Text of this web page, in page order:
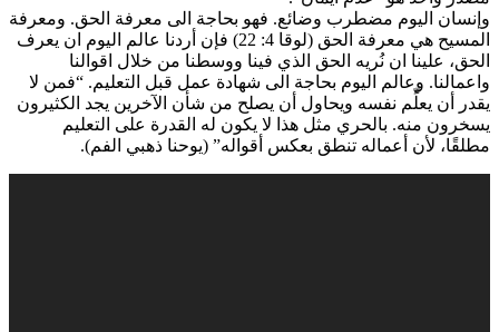
وإنسان اليوم مضطرب وضائع. فهو بحاجة الى معرفة الحق. ومعرفة
المسيح هي معرفة الحق (لوقا 4: 22) فإن أردنا عالم اليوم ان يعرف
الحق، علينا ان نُريه الحق الذي فينا ووسطنا من خلال اقوالنا
واعمالنا. وعالم اليوم بحاجة الى شهادة عمل قبل التعليم. “فمن لا
يقدر أن يعلِّم نفسه ويحاول أن يصلح من شأن الآخرين يجد الكثيرون
يسخرون منه. بالحري مثل هذا لا يكون له القدرة على التعليم
مطلقًا، لأن أعماله تنطق بعكس أقواله” (يوحنا ذهبي الفم).